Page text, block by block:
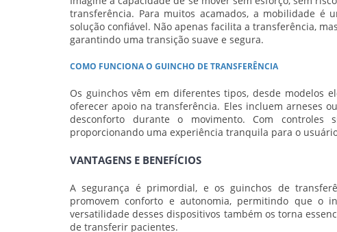
transferência. Para muitos acamados, a mobilidade é
solução confiável. Não apenas facilita a transferência,
garantindo uma transição suave e segura.
COMO FUNCIONA O GUINCHO DE TRANSFERÊNCIA
Os guinchos vêm em diferentes tipos, desde modelos
oferecer apoio na transferência. Eles incluem arneses
desconforto durante o movimento. Com
proporcionando uma experiência tranquila para o
VANTAGENS E BENEFÍCIOS
A segurança é primordial, e os guinchos de
promovem conforto e autonomia, permitindo que o
versatilidade desses dispositivos também os torna
de transferir pacientes.